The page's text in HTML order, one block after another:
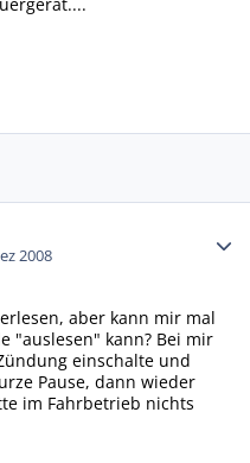
2008
aber kann mir mal
"auslesen" kann? Bei mir
einschalte und
Pause, dann wieder
im Fahrbetrieb nichts